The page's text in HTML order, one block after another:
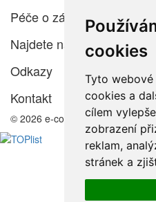
cookies
Tyto
cookies a
cílem
zobrazení
reklam,
stránek a
Péče o zákazníka
Najdete nás
Odkazy
Kontakt
© 2026 e-color.cz